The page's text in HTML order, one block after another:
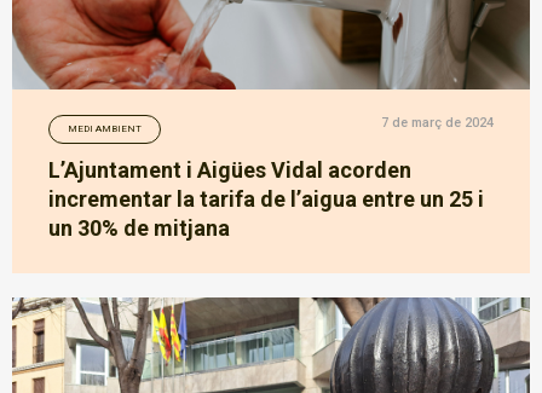
MEDI AMBIENT 7 de març de 2024
L’Ajuntament i Aigües Vidal acorden
incrementar la tarifa de l’aigua entre un 25 i
un 30% de mitjana